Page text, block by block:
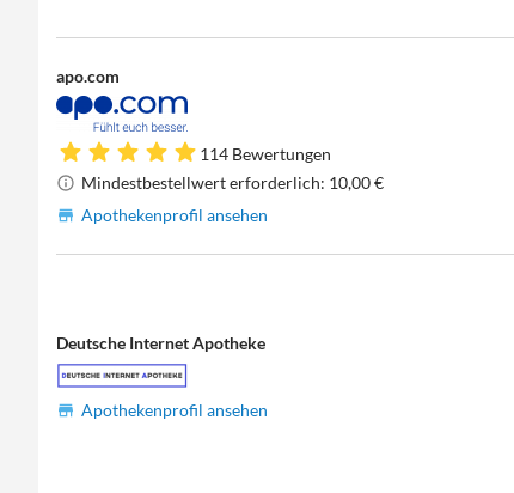
apo.com
114 Bewertungen
Mindestbestellwert erforderlich: 10,00 €
Apothekenprofil ansehen
Deutsche Internet Apotheke
Apothekenprofil ansehen